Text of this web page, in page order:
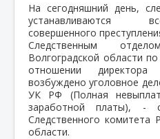
На сегодняшний день,
устанавливаются
совершенного
Следственным
Волгоградской области
отношении
возбуждено уголовное
УК РФ (Полная
заработной платы), -
Следственного комитета
области.